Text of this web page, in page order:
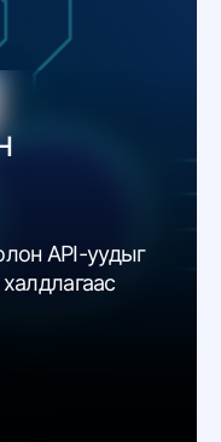
API-уудыг